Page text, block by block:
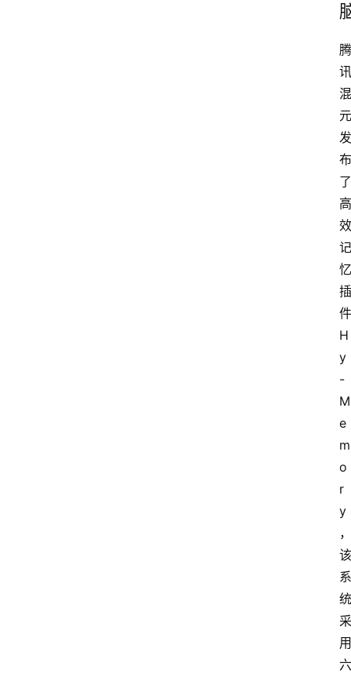
腾
讯
混
元
发
布
了
高
效
记
忆
插
件
H
y
-
M
e
m
o
r
y
，
该
系
统
采
用
六